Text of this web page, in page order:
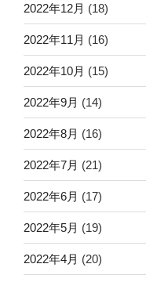
2022年12月 (18)
2022年11月 (16)
2022年10月 (15)
2022年9月 (14)
2022年8月 (16)
2022年7月 (21)
2022年6月 (17)
2022年5月 (19)
2022年4月 (20)